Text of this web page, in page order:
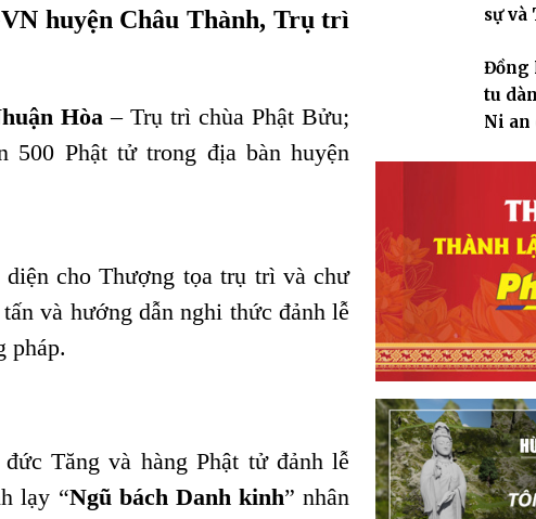
huyện Châu Thành, Trụ trì
Hòa– Trụ trì chùa Phật Bửu;
500 Phật tử trong địa bàn huyện
cho Thượng tọa trụ trì và chư
và hướng dẫn nghi thức đảnh lễ
pháp.
Tăng và hàng Phật tử đảnh lễ
lạy “Ngũ bách Danh kinh” nhân
sự và
Đồng
tu
Ni an